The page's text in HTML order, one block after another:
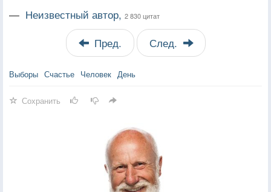
— Неизвестный автор, 2 830 цитат
Пред. След.
Выборы Счастье Человек День
Сохранить